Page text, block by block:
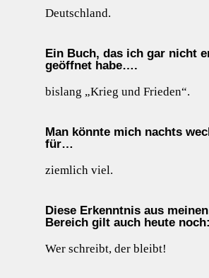
Deutschland.
Ein Buch, das ich gar nicht
geöffnet habe….
bislang „Krieg und Frieden“.
Man könnte mich nachts
für…
ziemlich viel.
Diese Erkenntnis aus meinen
Bereich gilt auch heute noch:
Wer schreibt, der bleibt!